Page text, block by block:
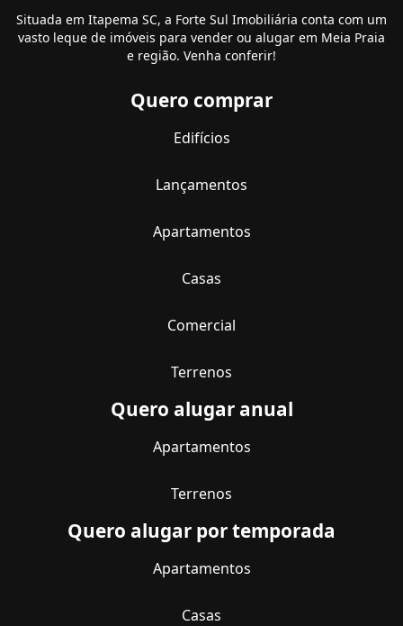
Situada em Itapema SC, a Forte Sul Imobiliária conta com um
vasto leque de imóveis para vender ou alugar em Meia Praia
e região. Venha conferir!
Quero comprar
Edifícios
Lançamentos
Apartamentos
Casas
Comercial
Terrenos
Quero alugar anual
Apartamentos
Terrenos
Quero alugar por temporada
Apartamentos
Casas